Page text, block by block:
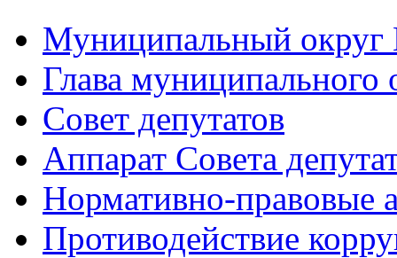
Муниципальный округ
Глава муниципального
Совет депутатов
Аппарат Совета
Нормативно-правовые
Противодействие